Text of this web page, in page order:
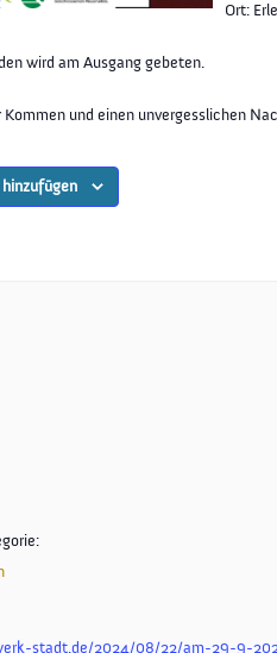
Ort:
wird am Ausgang gebeten.
und einen unvergesslichen
stadt.de/2024/08/22/am-29-9-